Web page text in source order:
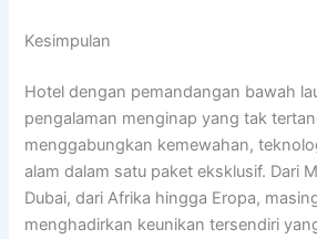
Kesimpulan
Hotel dengan pemandangan bawah
pengalaman menginap yang tak
menggabungkan kemewahan,
alam dalam satu paket eksklusif. Dari
Dubai, dari Afrika hingga Eropa,
menghadirkan keunikan tersendiri